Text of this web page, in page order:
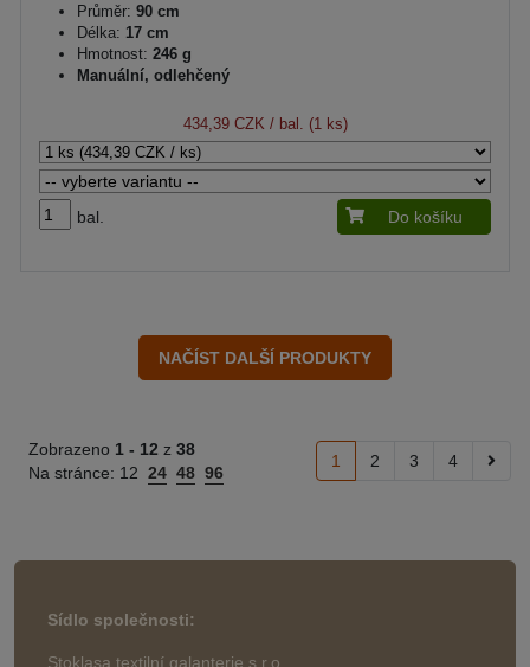
Průměr: 90 cm
Délka: 17 cm
Hmotnost: 246 g
Manuální, odlehčený
434,39 CZK / bal. (1 ks)
bal. Do košíku
Zobrazeno 1 - 12 z 38
Na stránce: 12 24 48 96
1 2 3 4
Sídlo společnosti:
Stoklasa textilní galanterie s.r.o.